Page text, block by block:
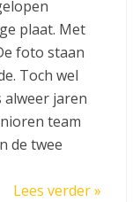
plaat. Met
foto staan
Toch wel
jaren
team
de twee
Lees verder »